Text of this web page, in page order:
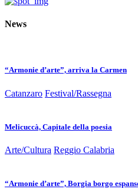
News
“Armonie d’arte”, arriva la Carmen
Catanzaro Festival/Rassegna
Melicuccà, Capitale della poesia
Arte/Cultura Reggio Calabria
“Armonie d’arte”, Borgia borgo